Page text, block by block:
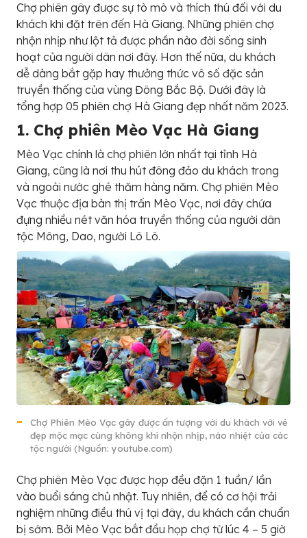
Chợ phiên gây được sự tò mò và thích thú đối với du
khách khi đặt trên đến Hà Giang. Những phiên chợ
nhộn nhịp như lột tả được phần nào đời sống sinh
hoạt của người dân nơi đây. Hơn thế nữa, du khách
dễ dàng bắt gặp hay thưởng thức vô số đặc sản
truyền thống của vùng Đông Bắc Bộ. Dưới đây là
tổng hợp 05 phiên chợ Hà Giang đẹp nhất năm 2023.
1. Chợ phiên Mèo Vạc Hà Giang
Mèo Vạc chính là chợ phiên lớn nhất tại tỉnh Hà
Giang, cũng là nơi thu hút đông đảo du khách trong
và ngoài nước ghé thăm hàng năm. Chợ phiên Mèo
Vạc thuộc địa bàn thị trấn Mèo Vạc, nơi đây chứa
đựng nhiều nét văn hóa truyền thống của người dân
tộc Mông, Dao, người Lô Lô.
Chợ Phiên Mèo Vạc gây được ấn tượng với du khách với vẻ
đẹp mộc mạc cùng không khí nhộn nhịp, náo nhiệt của các
tộc người (Nguồn: youtube.com)
Chợ phiên Mèo Vạc được họp đều đặn 1 tuần/ lần
vào buổi sáng chủ nhật. Tuy nhiên, để có cơ hội trải
nghiệm những điều thú vị tại đây, du khách cần chuẩn
bị sớm. Bởi Mèo Vạc bắt đầu họp chợ từ lúc 4 – 5 giờ